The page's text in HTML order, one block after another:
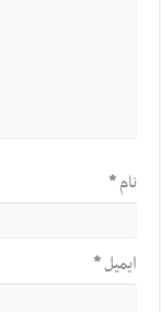
نام*
ایمیل*